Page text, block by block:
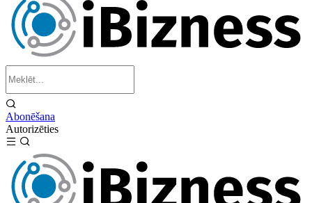
Abonēšana
Autorizēties